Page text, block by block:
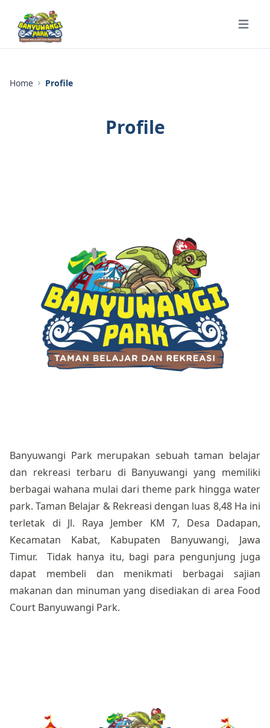
Open
Home Profile
Profile
Banyuwangi Park merupakan sebuah taman belajar
dan rekreasi terbaru di Banyuwangi yang memiliki
berbagai wahana mulai dari theme park hingga water
park. Taman Belajar & Rekreasi dengan luas 8,48 Ha ini
terletak di Jl. Raya Jember KM 7, Desa Dadapan,
Kecamatan Kabat, Kabupaten Banyuwangi, Jawa
Timur. Tidak hanya itu, bagi para pengunjung juga
dapat membeli dan menikmati berbagai sajian
makanan dan minuman yang disediakan di area Food
Court Banyuwangi Park.